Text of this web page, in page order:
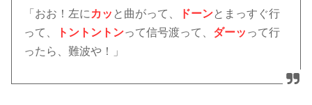
「おお！左に カッ と曲がって、 ドーンとまっすぐ行
って、
トントントンって信号渡って、 ダーッ って行
ったら、難波や！」